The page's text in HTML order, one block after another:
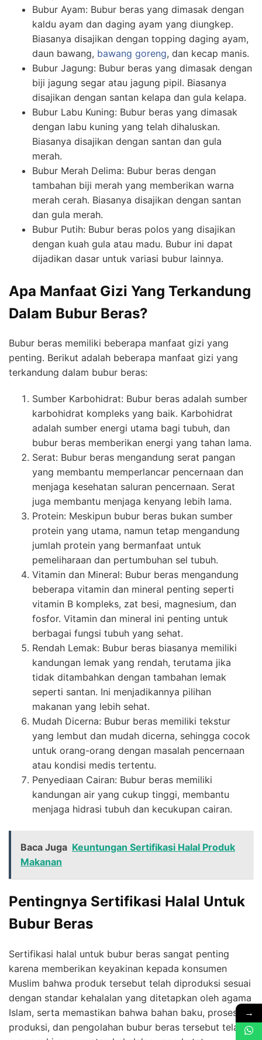
Bubur Ayam: Bubur beras yang dimasak dengan
kaldu ayam dan daging ayam yang diungkep.
Biasanya disajikan dengan topping daging ayam,
daun bawang, bawang goreng, dan kecap manis.
Bubur Jagung: Bubur beras yang dimasak dengan
biji jagung segar atau jagung pipil. Biasanya
disajikan dengan santan kelapa dan gula kelapa.
Bubur Labu Kuning: Bubur beras yang dimasak
dengan labu kuning yang telah dihaluskan.
Biasanya disajikan dengan santan dan gula
merah.
Bubur Merah Delima: Bubur beras dengan
tambahan biji merah yang memberikan warna
merah cerah. Biasanya disajikan dengan santan
dan gula merah.
Bubur Putih: Bubur beras polos yang disajikan
dengan kuah gula atau madu. Bubur ini dapat
dijadikan dasar untuk variasi bubur lainnya.
Apa Manfaat Gizi Yang Terkandung
Dalam Bubur Beras?
Bubur beras memiliki beberapa manfaat gizi yang
penting. Berikut adalah beberapa manfaat gizi yang
terkandung dalam bubur beras:
Sumber Karbohidrat: Bubur beras adalah sumber
karbohidrat kompleks yang baik. Karbohidrat
adalah sumber energi utama bagi tubuh, dan
bubur beras memberikan energi yang tahan lama.
Serat: Bubur beras mengandung serat pangan
yang membantu memperlancar pencernaan dan
menjaga kesehatan saluran pencernaan. Serat
juga membantu menjaga kenyang lebih lama.
Protein: Meskipun bubur beras bukan sumber
protein yang utama, namun tetap mengandung
jumlah protein yang bermanfaat untuk
pemeliharaan dan pertumbuhan sel tubuh.
Vitamin dan Mineral: Bubur beras mengandung
beberapa vitamin dan mineral penting seperti
vitamin B kompleks, zat besi, magnesium, dan
fosfor. Vitamin dan mineral ini penting untuk
berbagai fungsi tubuh yang sehat.
Rendah Lemak: Bubur beras biasanya memiliki
kandungan lemak yang rendah, terutama jika
tidak ditambahkan dengan tambahan lemak
seperti santan. Ini menjadikannya pilihan
makanan yang lebih sehat.
Mudah Dicerna: Bubur beras memiliki tekstur
yang lembut dan mudah dicerna, sehingga cocok
untuk orang-orang dengan masalah pencernaan
atau kondisi medis tertentu.
Penyediaan Cairan: Bubur beras memiliki
kandungan air yang cukup tinggi, membantu
menjaga hidrasi tubuh dan kecukupan cairan.
Baca Juga Keuntungan Sertifikasi Halal Produk
Makanan
Pentingnya Sertifikasi Halal Untuk
Bubur Beras
Sertifikasi halal untuk bubur beras sangat penting
karena memberikan keyakinan kepada konsumen
Muslim bahwa produk tersebut telah diproduksi sesuai
dengan standar kehalalan yang ditetapkan oleh agama
Islam, serta memastikan bahwa bahan baku, proses
produksi, dan pengolahan bubur beras tersebut telah
→